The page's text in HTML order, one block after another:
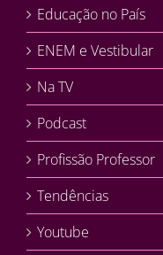
Educação no País
ENEM e Vestibular
Na TV
Podcast
Profissão Professor
Tendências
Youtube